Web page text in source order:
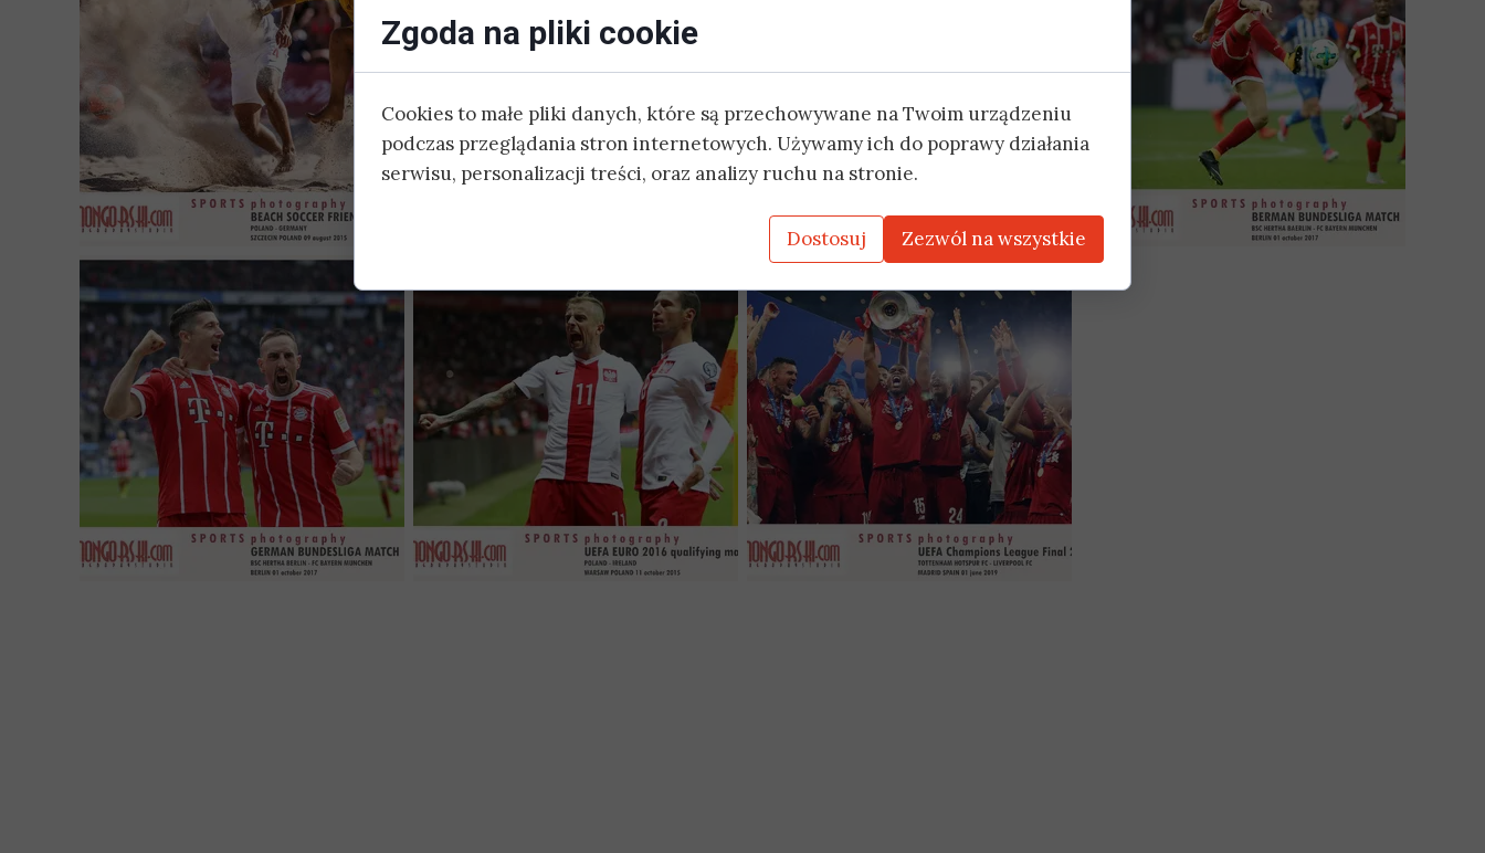
Zgoda na pliki cookie
Cookies to małe pliki danych, które są przechowywane na Twoim urządzeniu
podczas przeglądania stron internetowych. Używamy ich do poprawy działania
serwisu, personalizacji treści, oraz analizy ruchu na stronie.
Dostosuj Zezwól na wszystkie